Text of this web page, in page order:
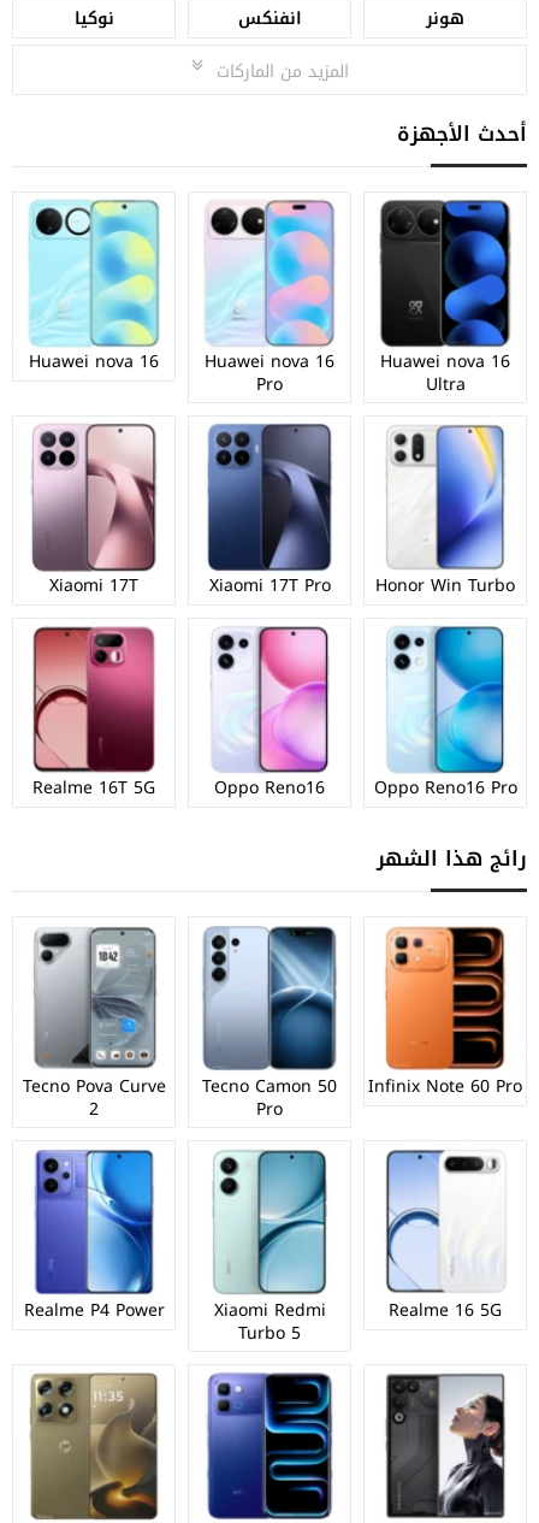
هونر
انفنكس
نوكيا
المزيد من الماركات
أحدث الأجهزة
Huawei nova 16
Ultra
Huawei nova 16
Pro
Huawei nova 16
Honor Win Turbo
Xiaomi 17T Pro
Xiaomi 17T
Oppo Reno16 Pro
Oppo Reno16
Realme 16T 5G
رائج هذا الشهر
Infinix Note 60 Pro
Tecno Camon 50
Pro
Tecno Pova Curve
2
Realme 16 5G
Xiaomi Redmi
Turbo 5
Realme P4 Power